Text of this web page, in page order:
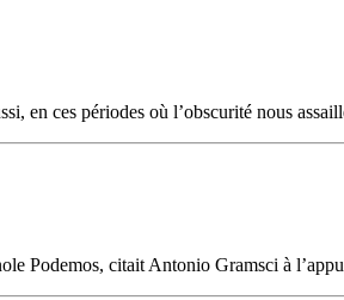
en ces périodes où l’obscurité nous
Podemos, citait Antonio Gramsci à